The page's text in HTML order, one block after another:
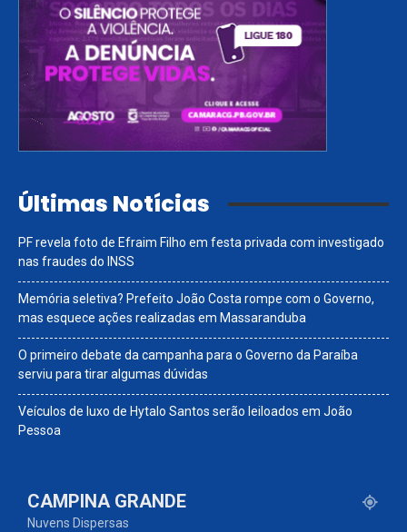
Últimas Notícias
PF revela foto de Efraim Filho em festa privada com investigado
nas fraudes do INSS
Memória seletiva? Prefeito João Costa rompe com o Governo,
mas esquece ações realizadas em Massaranduba
O primeiro debate da campanha para o Governo da Paraíba
serviu para tirar algumas dúvidas
Veículos de luxo de Hytalo Santos serão leiloados em João
Pessoa
CAMPINA GRANDE
Nuvens Dispersas